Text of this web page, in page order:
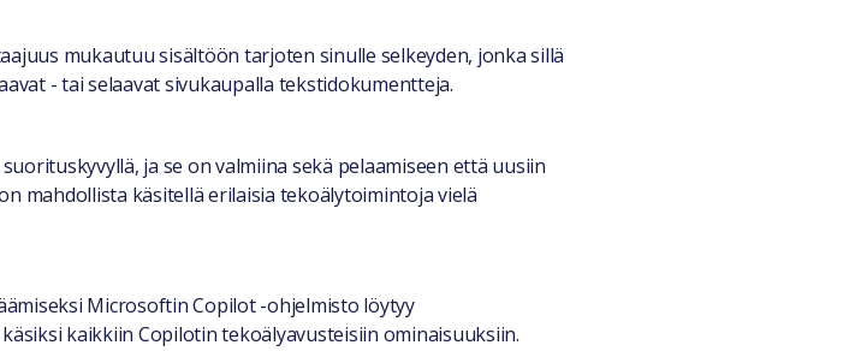
mukautuu sisältöön tarjoten sinulle selkeyden, jonka sillä
- tai selaavat sivukaupalla tekstidokumentteja.
ja se on valmiina sekä pelaamiseen että uusiin
mahdollista käsitellä erilaisia tekoälytoimintoja vielä
Microsoftin Copilot -ohjelmisto löytyy
kaikkiin Copilotin tekoälyavusteisiin ominaisuuksiin.